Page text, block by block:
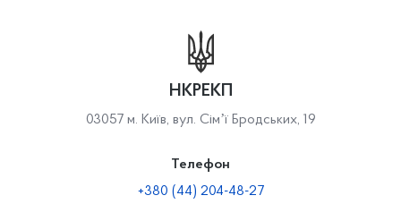
НКРЕКП
03057 м. Київ, вул. Сімʼї Бродських, 19
Телефон
+380 (44) 204-48-27